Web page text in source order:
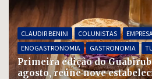
CLAUDIR BENINI COLUNISTAS
ENOGASTRONOMIA
GASTRONOMIA
Primeira edição do
agosto, reúne nove